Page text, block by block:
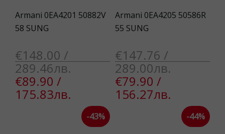
Armani 0EA4201 50882V
58 SUNG
€148.00 /
289.46лв.
€89.90 /
175.83лв.
Armani 0EA4205 50586R
55 SUNG
€147.76 /
289.00лв.
€79.90 /
156.27лв.
-43% -44%